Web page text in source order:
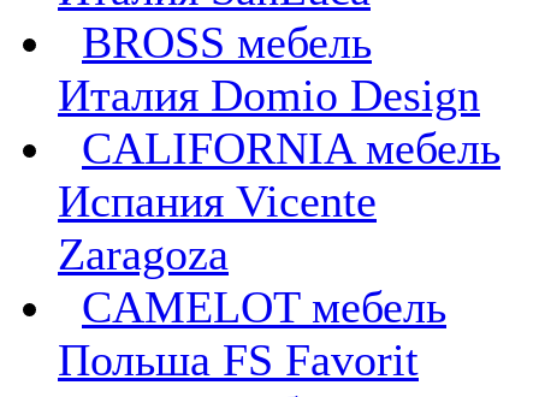
BROSS мебель
Италия Domio Design
CALIFORNIA мебель
Испания Vicente
Zaragoza
CAMELOT мебель
Польша FS Favorit